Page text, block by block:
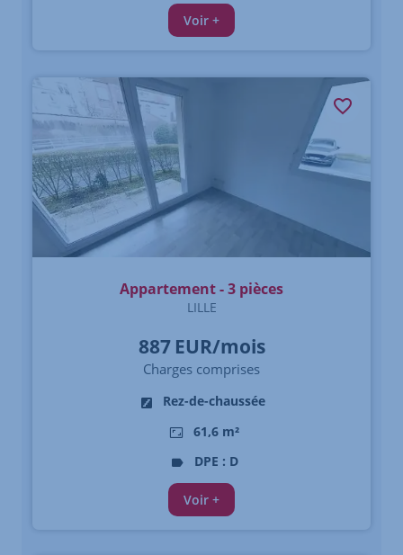
Voir +
Appartement - 3 pièces
LILLE
887 EUR/mois
Charges comprises
Rez-de-chaussée
61,6 m²
DPE : D
Voir +